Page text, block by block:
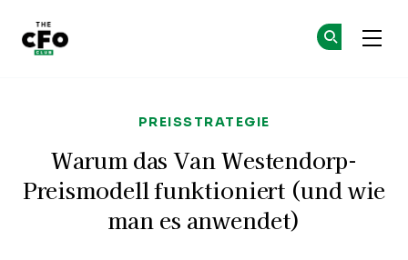
PREISSTRATEGIE
Warum das Van Westendorp-
Preismodell funktioniert (und wie
man es anwendet)